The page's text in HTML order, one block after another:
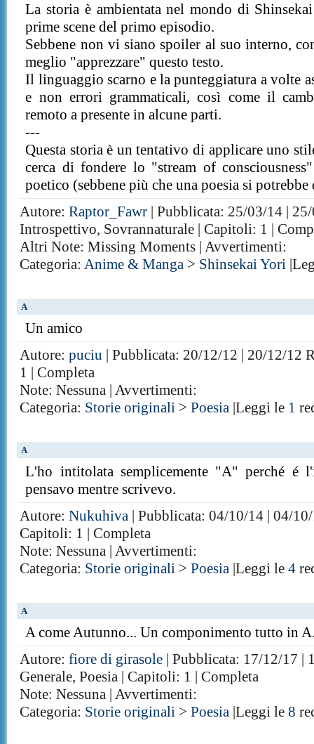
La storia è ambientata nel mondo di
prime scene del primo episodio.
Sebbene non vi siano spoiler al suo interno,
meglio "apprezzare" questo testo.
Il linguaggio scarno e la punteggiatura a volte
e non errori grammaticali, così come il
remoto a presente in alcune parti.
---
Questa storia è un tentativo di applicare uno
cerca di fondere lo "stream of
poetico (sebbene più che una poesia si
Autore:Raptor_Fawr | Pubblicata: 25/03/14 |
Introspettivo, Sovrannaturale | Capitoli: 1 |
Altri Note: Missing Moments | Avvertimenti:
Categoria:Anime & Manga > Shinsekai Yori
A
Un amico
Autore:puciu | Pubblicata: 20/12/12 | 20/12/12
1 | Completa
Note: Nessuna | Avvertimenti:
Categoria: Storie originali >Poesia |Leggi le 1
A
L'ho intitolata semplicemente "A" perché é
pensavo mentre scrivevo.
Autore:Nukuhiva | Pubblicata: 04/10/14 | 04/
Capitoli: 1 | Completa
Note: Nessuna | Avvertimenti:
Categoria: Storie originali >Poesia |Leggi le4
A
A come Autunno... Un componimento tutto in
Autore:fiore di girasole | Pubblicata: 17/12/17 |
Generale, Poesia | Capitoli: 1 | Completa
Note: Nessuna | Avvertimenti:
Categoria: Storie originali >Poesia |Leggi le8